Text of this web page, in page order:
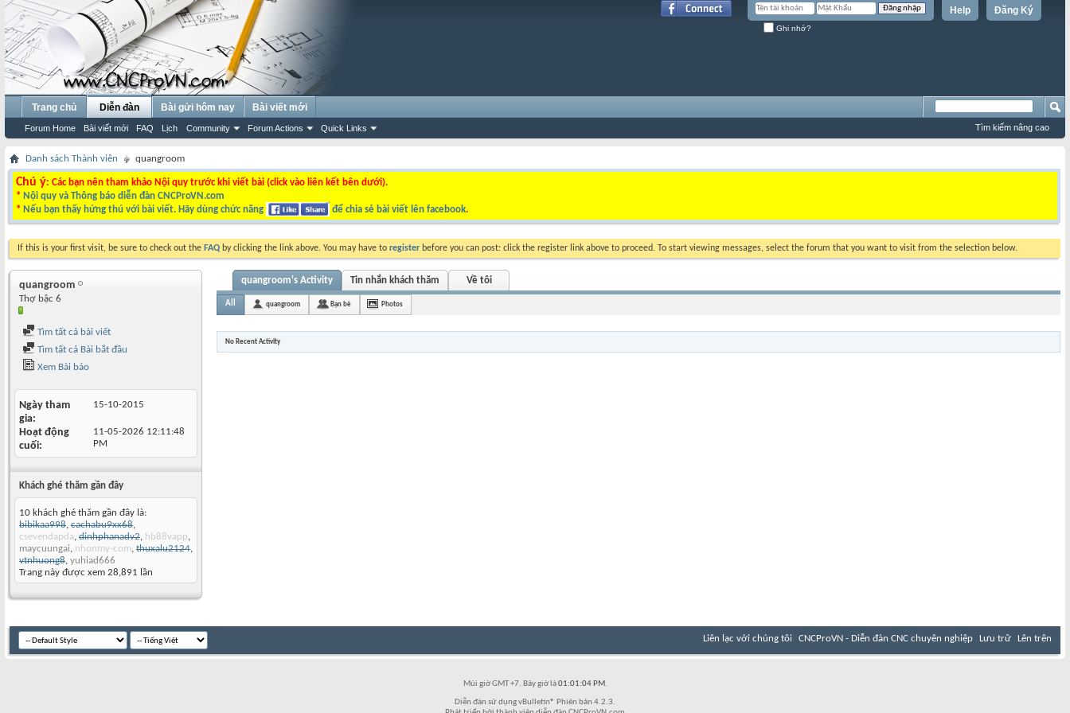
Đăng Ký
Help
Ghi nhớ?
Trang chủ Diễn đàn
Forum Home Bài viết mới FAQ Lịch Community Forum Actions Quick Links
Bài gửi hôm nay Bài viết mới
Tìm kiếm nâng cao
Danh sách Thành viên quangroom
Chú ý: Các bạn nên tham khảo Nội quy trước khi viết bài (click vào liên kết bên dưới).
* Nội quy và Thông báo diễn đàn CNCProVN.com
* Nếu bạn thấy hứng thú với bài viết. Hãy dùng chức năng để chia sẻ bài viết lên facebook.
If this is your first visit, be sure to check out the FAQ by clicking the link above. You may have to register before you can post: click the register link above to proceed. To start viewing messages, select the forum that you want to visit from the selection below.
quangroom
Thợ bậc 6
Tìm tất cả bài viết
Tìm tất cả Bài bắt đầu
Xem Bài báo
Ngày tham
gia
15-10-2015
Hoạt động
cuối
11-05-2026 12:11:48
PM
Khách ghé thăm gần đây
10 khách ghé thăm gần đây là:
bibikaa998, cachabu9xx68,
csevendapda, dinhphanadv2, hb88vapp,
maycuungai, nhonmy-com, thuxalu2124,
vtnhuong8, yuhiad666
Trang này được xem 28,891 lần
quangroom's Activity Tin nhắn khách thăm Về tôi
All quangroom Bạn bè Photos
No Recent Activity
Liên lạc với chúng tôi CNCProVN - Diễn đàn CNC chuyên nghiệp Lưu trữ Lên trên
Múi giờ GMT +7. Bây giờ là01:01:04 PM.
Diễn đàn sử dụng vBulletin® Phiên bản 4.2.3.